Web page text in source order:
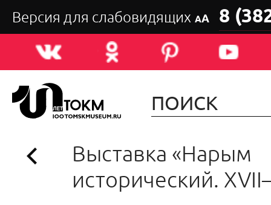
Версия для слабовидящих АА 8
Выставка «Нарым
исторический.